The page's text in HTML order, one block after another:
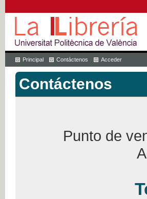
Principal Contáctenos Acceder
Contáctenos
Punto de